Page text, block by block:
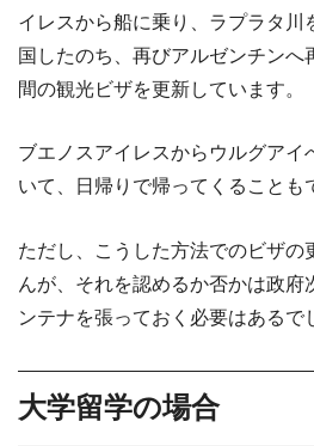
イレスから船に乗り、ラプラタ川
国したのち、再びアルゼンチンへ
間の観光ビザを更新しています。
ブエノスアイレスからウルグアイ
いて、日帰りで帰ってくることも
ただし、こうした方法でのビザの
んが、それを認めるか否かは政府
ンテナを張っておく必要はあるで
大学留学の場合